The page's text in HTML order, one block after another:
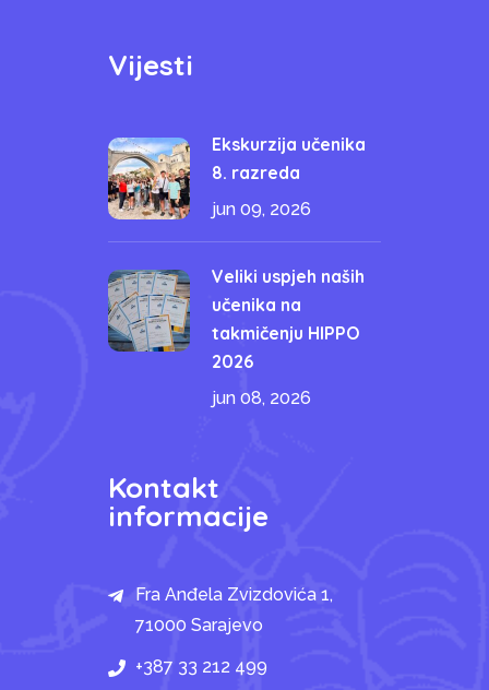
Vijesti
Ekskurzija učenika
8. razreda
jun 09, 2026
Veliki uspjeh naših
učenika na
takmičenju HIPPO
2026
jun 08, 2026
Kontakt
informacije
Fra Anđela Zvizdovića 1,
71000 Sarajevo
+387 33 212 499